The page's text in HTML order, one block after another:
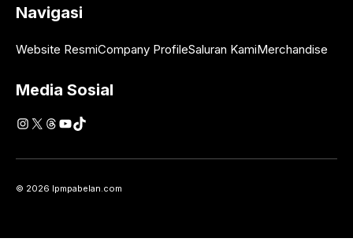
Navigasi
Website ResmiCompany ProfileSaluran KamiMerchandise
Media Sosial
Instagram
X Threads
YouTube
TikTok
© 2026 lpmpabelan.com